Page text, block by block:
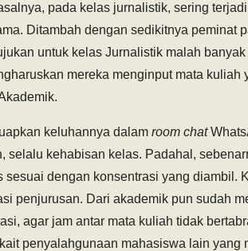
pada kelas jurnalistik, sering
Ditambah dengan sedikitnya peminat
untuk kelas Jurnalistik malah
mereka menginput mata kuliah
keluhannya dalam room chat
selalu kehabisan kelas. Padahal,
dengan konsentrasi yang diambil.
penjurusan. Dari akademik pun sudah
agar jam antar mata kuliah tidak
penyalahgunaan mahasiswa lain yang